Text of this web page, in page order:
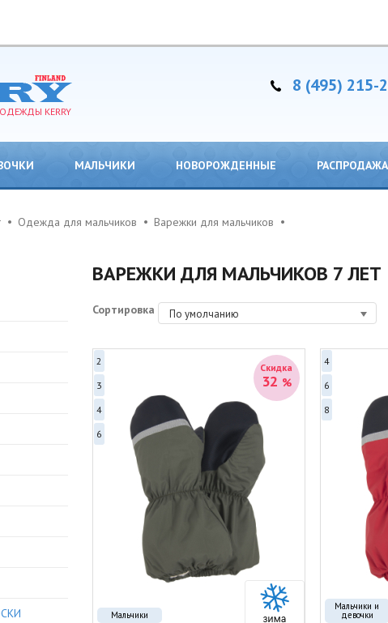
KERRY
8 (495) 215-
МАЛЬЧИКИ НОВОРОЖДЕННЫЕ РАСПРОДАЖА
Одежда для мальчиков Варежки для мальчиков
ВАРЕЖКИ ДЛЯ МАЛЬЧИКОВ 7 ЛЕТ
Сортировка По умолчанию
Мальчики
Скидка
32 %
2
3
4
6
Мальчики и
девочки
4
6
8